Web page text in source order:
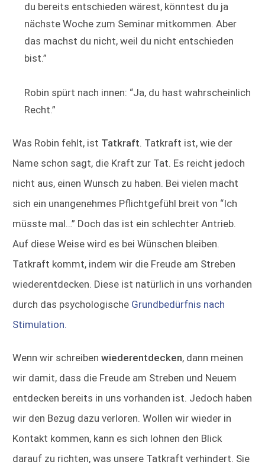
du bereits entschieden wärest, könntest du ja
nächste Woche zum Seminar mitkommen. Aber
das machst du nicht, weil du nicht entschieden
bist.”
Robin spürt nach innen: “Ja, du hast wahrscheinlich
Recht.”
Was Robin fehlt, ist Tatkraft. Tatkraft ist, wie der
Name schon sagt, die Kraft zur Tat. Es reicht jedoch
nicht aus, einen Wunsch zu haben. Bei vielen macht
sich ein unangenehmes Pflichtgefühl breit von “Ich
müsste mal…” Doch das ist ein schlechter Antrieb.
Auf diese Weise wird es bei Wünschen bleiben.
Tatkraft kommt, indem wir die Freude am Streben
wiederentdecken. Diese ist natürlich in uns vorhanden
durch das psychologische Grundbedürfnis nach
Stimulation.
Wenn wir schreiben wiederentdecken, dann meinen
wir damit, dass die Freude am Streben und Neuem
entdecken bereits in uns vorhanden ist. Jedoch haben
wir den Bezug dazu verloren. Wollen wir wieder in
Kontakt kommen, kann es sich lohnen den Blick
darauf zu richten, was unsere Tatkraft verhindert. Sie